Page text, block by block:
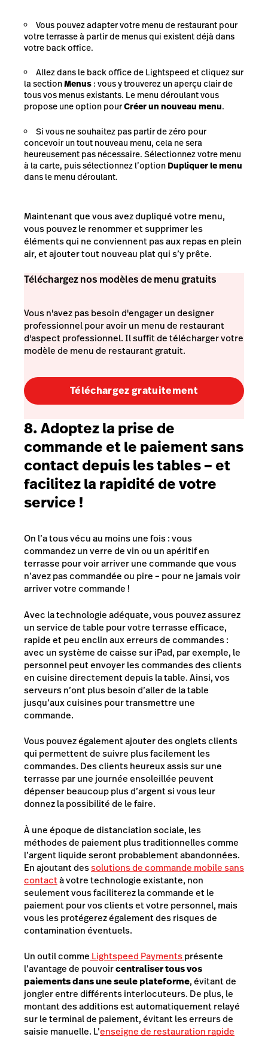
Vous pouvez adapter votre menu de restaurant pour
votre terrasse à partir de menus qui existent déjà dans
votre back office.
Allez dans le back office de Lightspeed et cliquez sur
la sectionMenus : vous y trouverez un aperçu clair de
tous vos menus existants. Le menu déroulant vous
propose une option pourCréer un nouveau menu.
Si vous ne souhaitez pas partir de zéro pour
concevoir un tout nouveau menu, cela ne sera
heureusement pas nécessaire. Sélectionnez votre menu
à la carte, puis sélectionnez l’option Dupliquer le menu
dans le menu déroulant.
Maintenant que vous avez dupliqué votre menu,
vous pouvez le renommer et supprimer les
éléments qui ne conviennent pas aux repas en plein
air, et ajouter tout nouveau plat qui s’y prête.
Téléchargez nos modèles de menu gratuits
Vous n'avez pas besoin d'engager un designer
professionnel pour avoir un menu de restaurant
d'aspect professionnel. Il suffit de télécharger votre
modèle de menu de restaurant gratuit.
Téléchargez gratuitement
8. Adoptez la prise de
commande et le paiement sans
contact depuis les tables – et
facilitez la rapidité de votre
service !
On l’a tous vécu au moins une fois : vous
commandez un verre de vin ou un apéritif en
terrasse pour voir arriver une commande que vous
n’avez pas commandée ou pire – pour ne jamais voir
arriver votre commande !
Avec la technologie adéquate, vous pouvez assurez
un service de table pour votre terrasse efficace,
rapide et peu enclin aux erreurs de commandes :
avec un système de caisse sur iPad, par exemple, le
personnel peut envoyer les commandes des clients
en cuisine directement depuis la table. Ainsi, vos
serveurs n’ont plus besoin d’aller de la table
jusqu’aux cuisines pour transmettre une
commande.
Vous pouvez également ajouter des onglets clients
qui permettent de suivre plus facilement les
commandes. Des clients heureux assis sur une
terrasse par une journée ensoleillée peuvent
dépenser beaucoup plus d’argent si vous leur
donnez la possibilité de le faire.
À une époque de distanciation sociale, les
méthodes de paiement plus traditionnelles comme
l’argent liquide seront probablement abandonnées.
En ajoutant dessolutions de commande mobile sans
contactà votre technologie existante, non
seulement vous faciliterez la commande et le
paiement pour vos clients et votre personnel, mais
vous les protégerez également des risques de
contamination éventuels.
Un outil comme Lightspeed Paymentsprésente
l’avantage de pouvoircentraliser tous vos
paiements dans une seule plateforme, évitant de
jongler entre différentsinterlocuteurs. De plus, le
montant des additions est automatiquement relayé
sur le terminal de paiement, évitant les erreurs de
saisie manuelle. L’enseigne de restauration rapide